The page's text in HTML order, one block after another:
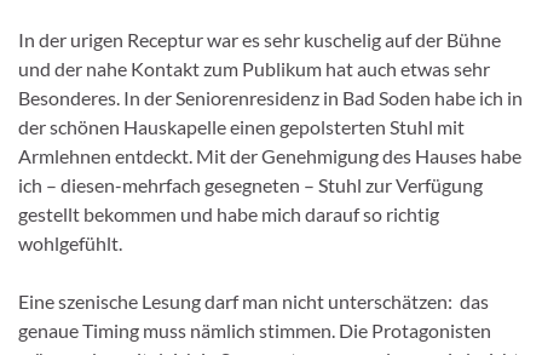
In der urigen Receptur war es sehr kuschelig auf der Bühne
und der nahe Kontakt zum Publikum hat auch etwas sehr
Besonderes. In der Seniorenresidenz in Bad Soden habe ich in
der schönen Hauskapelle einen gepolsterten Stuhl mit
Armlehnen entdeckt. Mit der Genehmigung des Hauses habe
ich – diesen-mehrfach gesegneten – Stuhl zur Verfügung
gestellt bekommen und habe mich darauf so richtig
wohlgefühlt.
Eine szenische Lesung darf man nicht unterschätzen: das
genaue Timing muss nämlich stimmen. Die Protagonisten